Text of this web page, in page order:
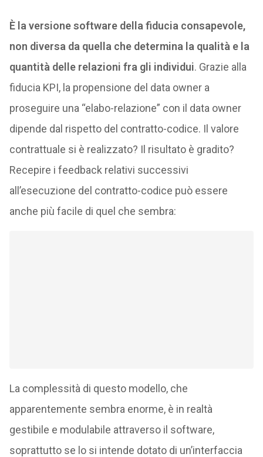
È la versione software della fiducia consapevole,
non diversa da quella che determina la qualità e la
quantità delle relazioni fra gli individui. Grazie alla
fiducia KPI, la propensione del data owner a
proseguire una “elabo-relazione” con il data owner
dipende dal rispetto del contratto-codice. Il valore
contrattuale si è realizzato? Il risultato è gradito?
Recepire i feedback relativi successivi
all’esecuzione del contratto-codice può essere
anche più facile di quel che sembra:
La complessità di questo modello, che
apparentemente sembra enorme, è in realtà
gestibile e modulabile attraverso il software,
soprattutto se lo si intende dotato di un’interfaccia